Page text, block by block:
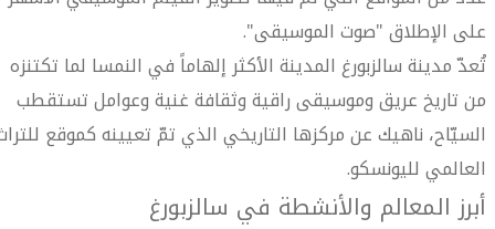
على الإطلاق "صوت الموسيقى".
تُعدّ مدينة سالزبورغ المدينة الأكثر إلهاماً في النمسا لما تكتنزه
من تاريخ عريق وموسيقى راقية وثقافة غنية وعوامل تستقطب
السيّاح، ناهيك عن مركزها التاريخي الذي تمّ تعيينه كموقع
العالمي لليونسكو.
أبرز المعالم والأنشطة في سالزبورغ